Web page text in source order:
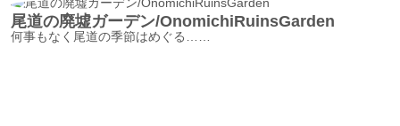
尾道の廃墟ガーデン/OnomichiRuinsGarden
何事もなく尾道の季節はめぐる……